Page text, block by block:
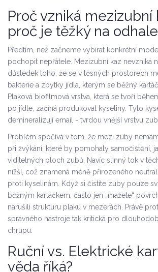
Proč vzniká mezizubní
proč je těžký na
Předtím, než začneme vybírat konkrétní
pochopit nepřátele. Mezizubní kaz nevzniká
důsledek toho, že se v těsných prostorech
bakterie a zbytky jídla, kterým se běžný
Plaková biofilmová vrstva, která se tvoří
po jídle, začíná produkovat kyseliny. Tyto
demineralizují email - tvrdou vnější vrstvu
Problém spočívá v tom, že mezi zuby
při žvýkání, které by pomohaly samočištění,
viditelných ploch zubů. Navíc slinný tok v
nižší, což znamená méně přirozeného
proti kyselinám. Když si čistíte zuby pouze
běžným kartáčkem, často jen „mažete“
narušili strukturu plaku v mezerách. Právě
správného nástroje tak kritická pro
chrupu.
Ruční vs. Elektrické
věda říká?